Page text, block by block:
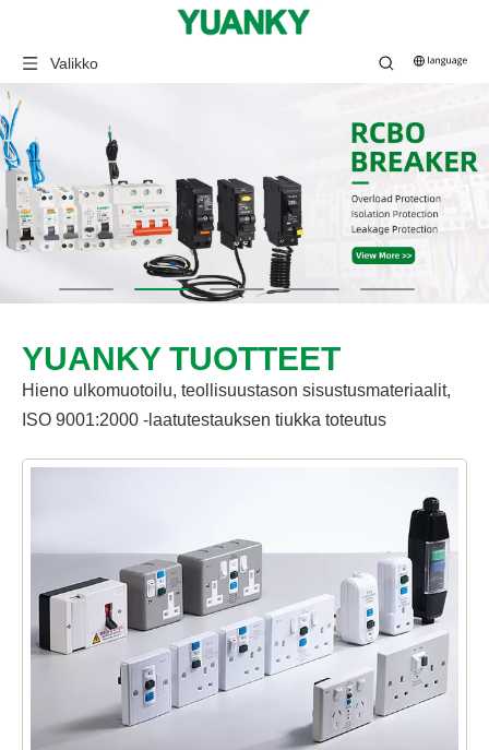
Valikko
YUANKY TUOTTEET
Hieno ulkomuotoilu, teollisuustason sisustusmateriaalit,
ISO 9001:2000 -laatutestauksen tiukka toteutus